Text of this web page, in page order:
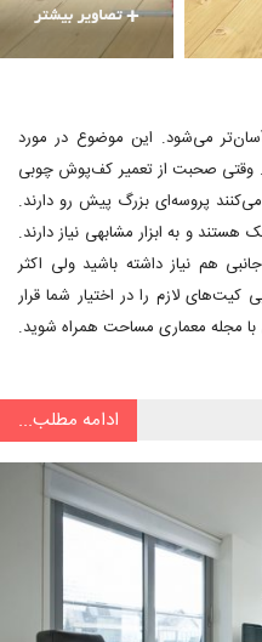
می‌شود. این موضوع در مورد
صحبت از تعمیر کف‌پوش چوبی
پروسه‌ای بزرگ پیش رو دارند.
و به ابزار مشابهی نیاز دارند.
هم نیاز داشته باشید ولی اکثر
لازم را در اختیار شما قرار
مجله معماری مساحت همراه شوید.
ادامه مطلب...